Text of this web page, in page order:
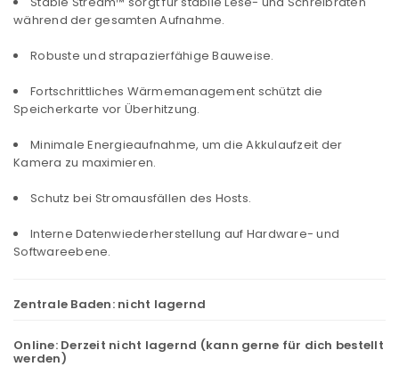
während der gesamten Aufnahme.
Robuste und strapazierfähige Bauweise.
Fortschrittliches Wärmemanagement schützt die
Speicherkarte vor Überhitzung.
Minimale Energieaufnahme, um die Akkulaufzeit der
Kamera zu maximieren.
Schutz bei Stromausfällen des Hosts.
Interne Datenwiederherstellung auf Hardware- und
Softwareebene.
Zentrale Baden: nicht lagernd
Online: Derzeit nicht lagernd (kann gerne für dich bestellt
werden)